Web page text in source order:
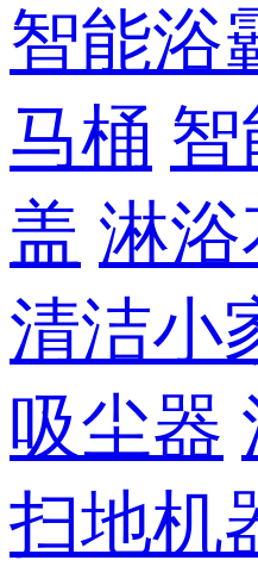
智能浴
马桶
盖 淋浴
清洁小
吸尘器
扫地机